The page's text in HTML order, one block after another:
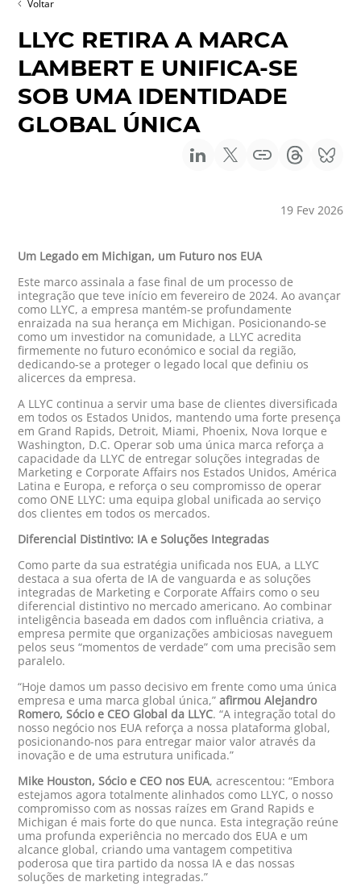
Voltar
LLYC RETIRA A MARCA
LAMBERT E UNIFICA-SE
SOB UMA IDENTIDADE
GLOBAL ÚNICA
19 Fev 2026
Um Legado em Michigan, um Futuro nos EUA
Este marco assinala a fase final de um processo de
integração que teve início em fevereiro de 2024. Ao avançar
como LLYC, a empresa mantém-se profundamente
enraizada na sua herança em Michigan. Posicionando-se
como um investidor na comunidade, a LLYC acredita
firmemente no futuro económico e social da região,
dedicando-se a proteger o legado local que definiu os
alicerces da empresa.
A LLYC continua a servir uma base de clientes diversificada
em todos os Estados Unidos, mantendo uma forte presença
em Grand Rapids, Detroit, Miami, Phoenix, Nova Iorque e
Washington, D.C. Operar sob uma única marca reforça a
capacidade da LLYC de entregar soluções integradas de
Marketing e Corporate Affairs nos Estados Unidos, América
Latina e Europa, e reforça o seu compromisso de operar
como ONE LLYC: uma equipa global unificada ao serviço
dos clientes em todos os mercados.
Diferencial Distintivo: IA e Soluções Integradas
Como parte da sua estratégia unificada nos EUA, a LLYC
destaca a sua oferta de IA de vanguarda e as soluções
integradas de Marketing e Corporate Affairs como o seu
diferencial distintivo no mercado americano. Ao combinar
inteligência baseada em dados com influência criativa, a
empresa permite que organizações ambiciosas naveguem
pelos seus “momentos de verdade” com uma precisão sem
paralelo.
“Hoje damos um passo decisivo em frente como uma única
empresa e uma marca global única,”afirmou Alejandro
Romero, Sócio e CEO Global da LLYC. “A integração total do
nosso negócio nos EUA reforça a nossa plataforma global,
posicionando-nos para entregar maior valor através da
inovação e de uma estrutura unificada.”
Mike Houston, Sócio e CEO nos EUA, acrescentou: “Embora
estejamos agora totalmente alinhados como LLYC, o nosso
compromisso com as nossas raízes em Grand Rapids e
Michigan é mais forte do que nunca. Esta integração reúne
uma profunda experiência no mercado dos EUA e um
alcance global, criando uma vantagem competitiva
poderosa que tira partido da nossa IA e das nossas
soluções de marketing integradas.”